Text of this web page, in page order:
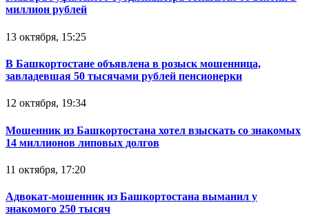
миллион рублей
13 октября, 15:25
В Башкортостане объявлена в розыск мошенница,
завладевшая 50 тысячами рублей пенсионерки
12 октября, 19:34
Мошенник из Башкортостана хотел взыскать со знакомых
14 миллионов липовых долгов
11 октября, 17:20
Адвокат-мошенник из Башкортостана выманил у
знакомого 250 тысяч